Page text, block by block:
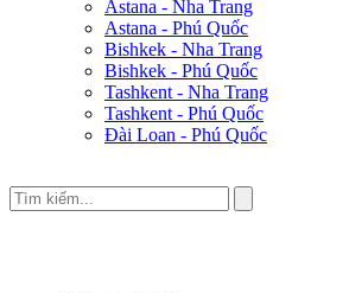
Astana - Nha Trang
Astana - Phú Quốc
Bishkek - Nha Trang
Bishkek - Phú Quốc
Tashkent - Nha Trang
Tashkent - Phú Quốc
Đài Loan - Phú Quốc